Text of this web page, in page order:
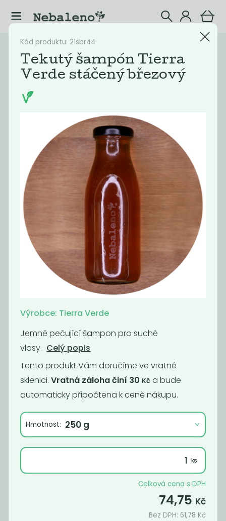
Katalog Šampóny
Filtrovat produkty 4
Nejlevnější
Tekutý šampón
Tierra Verde...
Tekutý šampón
Tierra Verde...
299
Tekuté mýdlo
na ruce Tierra...
Hygienický gel
na ruce
Kód produktu: 21sbr44
Tekutý šampón Tierra
Verde stáčený březový
Výrobce: Tierra Verde
Jemně pečující šampon pro suché
vlasy. Celý popis
Tento produkt Vám doručíme ve vratné
sklenici. Vratná záloha činí 30 Kč a bude
automaticky připočtena k ceně nákupu.
Hmotnost:
Celková cena s DPH
74,75 Kč
Bez DPH: 61,78 Kč